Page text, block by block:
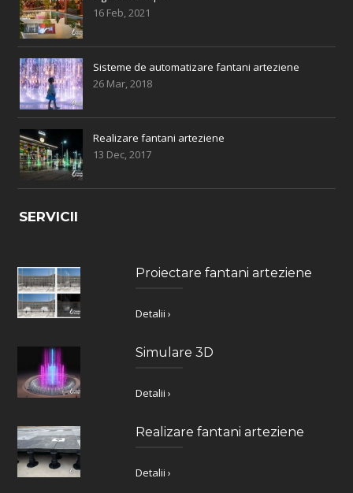
16 Feb, 2021
Sisteme de automatizare fantani arteziene
26 Mar, 2018
Realizare fantani arteziene
13 Dec, 2017
SERVICII
Proiectare fantani arteziene
Detalii ›
Simulare 3D
Detalii ›
Realizare fantani arteziene
Detalii ›